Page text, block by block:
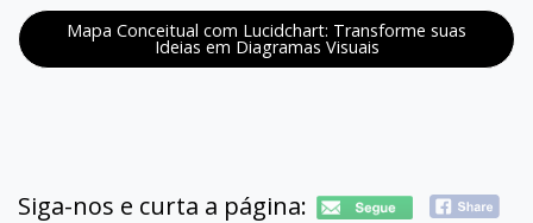
Mapa Conceitual com Lucidchart: Transforme suas
Ideias em Diagramas Visuais
Siga-nos e curta a página: